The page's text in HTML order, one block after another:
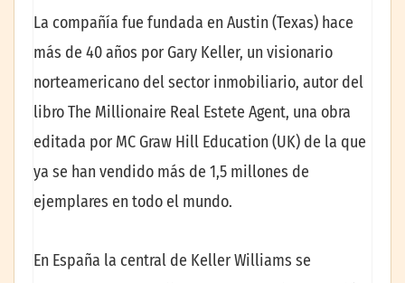
La compañía fue fundada en Austin (Texas) hace
más de 40 años por Gary Keller, un visionario
norteamericano del sector inmobiliario, autor del
libro The Millionaire Real Estete Agent, una obra
editada por MC Graw Hill Education (UK) de la que
ya se han vendido más de 1,5 millones de
ejemplares en todo el mundo.
En España la central de Keller Williams se